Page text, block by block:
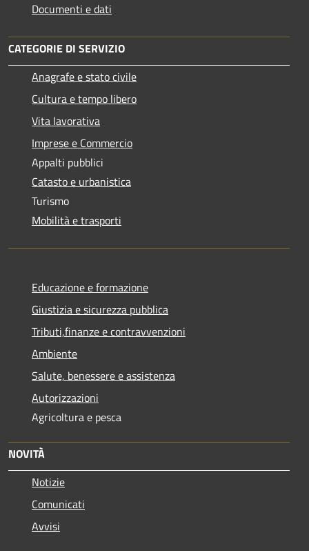
Documenti e dati
CATEGORIE DI SERVIZIO
Anagrafe e stato civile
Cultura e tempo libero
Vita lavorativa
Imprese e Commercio
Appalti pubblici
Catasto e urbanistica
Turismo
Mobilità e trasporti
Educazione e formazione
Giustizia e sicurezza pubblica
Tributi,finanze e contravvenzioni
Ambiente
Salute, benessere e assistenza
Autorizzazioni
Agricoltura e pesca
NOVITÀ
Notizie
Comunicati
Avvisi